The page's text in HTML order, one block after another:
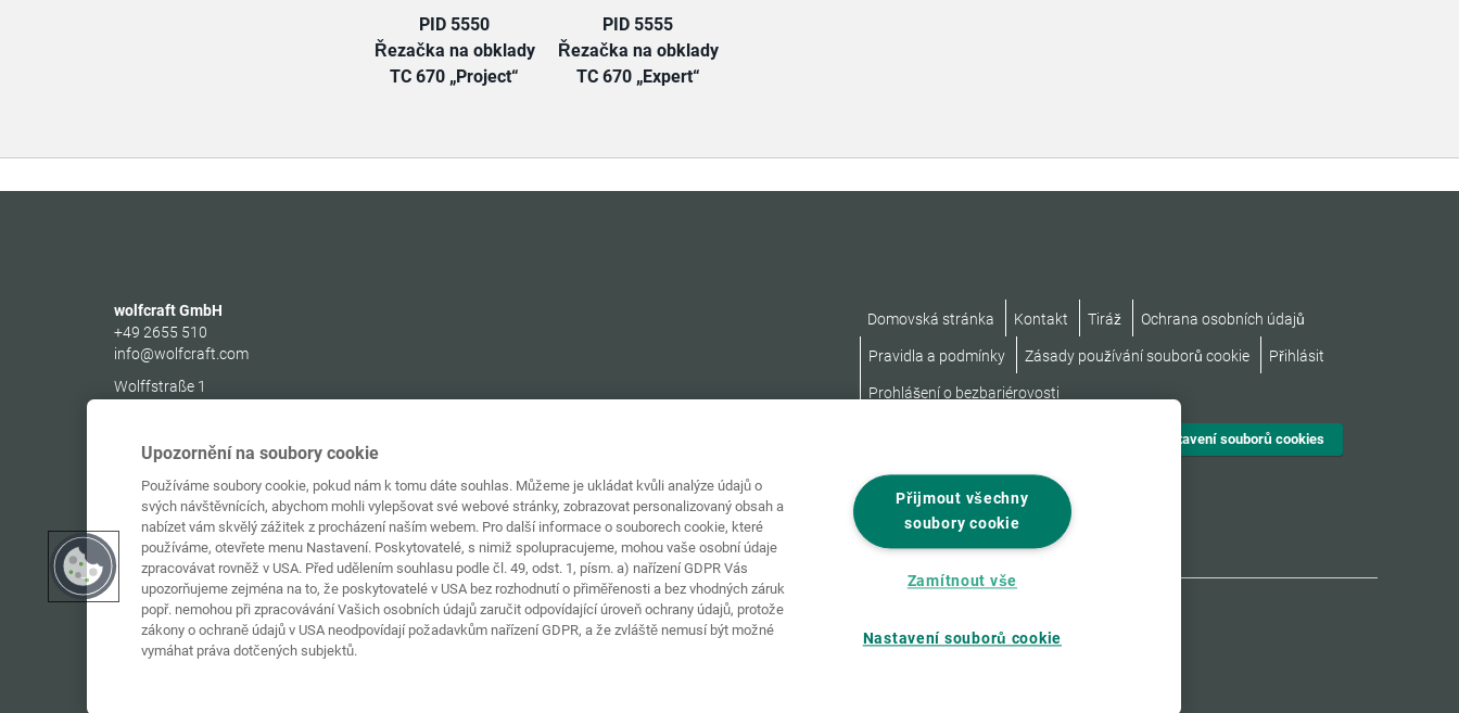
PID 5550
Řezačka na obklady
TC 670 „Project“
PID 5555
Řezačka na obklady
TC 670 „Expert“
wolfcraft GmbH
+49 2655 510
info@wolfcraft.com
Wolffstraße 1
Domovská stránka Kontakt Tiráž Ochrana osobních údajů
Pravidla a podmínky Zásady používání souborů cookie Přihlásit
Prohlášení o bezbariérovosti
Nastavení souborů cookies
Upozornění na soubory cookie
Používáme soubory cookie, pokud nám k tomu dáte souhlas. Můžeme je ukládat kvůli analýze údajů o
svých návštěvnících, abychom mohli vylepšovat své webové stránky, zobrazovat personalizovaný obsah a
nabízet vám skvělý zážitek z procházení naším webem. Pro další informace o souborech cookie, které
používáme, otevřete menu Nastavení. Poskytovatelé, s nimiž spolupracujeme, mohou vaše osobní údaje
zpracovávat rovněž v USA. Před udělením souhlasu podle čl. 49, odst. 1, písm. a) nařízení GDPR Vás
upozorňujeme zejména na to, že poskytovatelé v USA bez rozhodnutí o přiměřenosti a bez vhodných záruk
popř. nemohou při zpracovávání Vašich osobních údajů zaručit odpovídající úroveň ochrany údajů, protože
zákony o ochraně údajů v USA neodpovídají požadavkům nařízení GDPR, a že zvláště nemusí být možné
vymáhat práva dotčených subjektů.
Přijmout všechny
soubory cookie
Zamítnout vše
Nastavení souborů cookie